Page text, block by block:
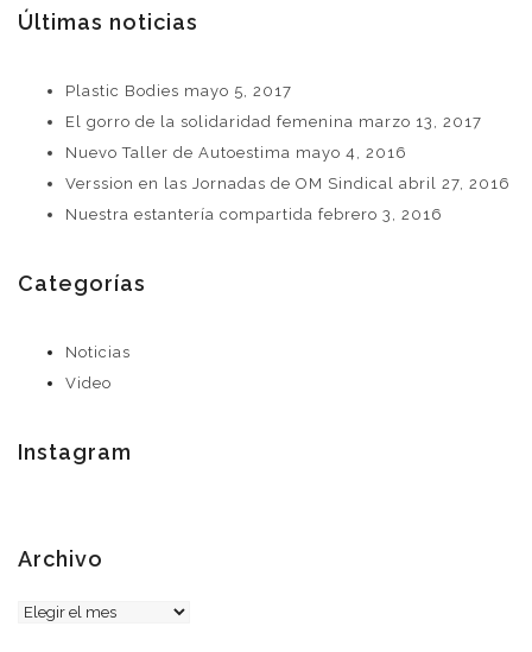
Últimas noticias
Plastic Bodies mayo 5, 2017
El gorro de la solidaridad femenina marzo 13, 2017
Nuevo Taller de Autoestima mayo 4, 2016
Verssion en las Jornadas de OM Sindical abril 27, 2016
Nuestra estantería compartida febrero 3, 2016
Categorías
Noticias
Video
Instagram
Archivo
Archivo